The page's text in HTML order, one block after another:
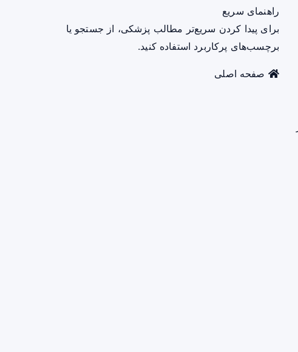
راهنمای سریع
برای پیدا کردن سریع‌تر مطالب پزشکی، از جستجو یا
برچسب‌های پرکاربرد استفاده کنید.
صفحه اصلی